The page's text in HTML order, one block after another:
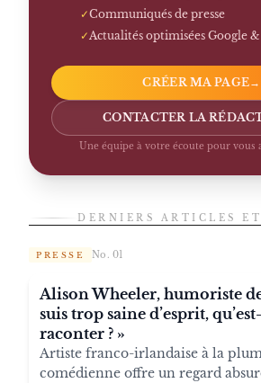
✓Communiqués de presse
✓ Actualités optimisées Google
CRÉER MA PAGE→
CONTACTER LA
Une équipe à votre écoute pour vous
DERNIERS ARTICLES
PRESSE No. 01
Alison Wheeler, humoriste
suis trop saine d’esprit,
raconter ? »
Artiste franco-irlandaise à la
comédienne offre un regard